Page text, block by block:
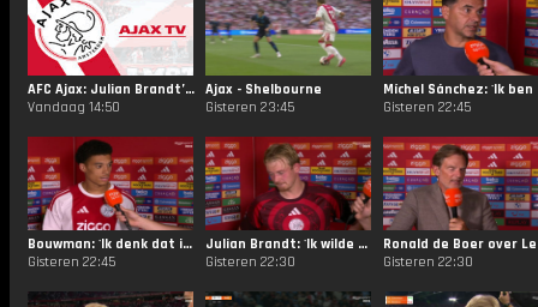
AFC Ajax: Julian Brandt’s Ajax debut 💯
Vandaag 14:50
Ajax - Shelbourne
Gisteren 23:45
Gisteren 22:45
Bouwman: 'Ik denk dat ik de laatste tijd wel sterk sta te spelen'
Gisteren 22:45
Julian Brandt: 'Ik wilde van dit alles deel uitmaken'
Gisteren 22:30
Gisteren 22:30